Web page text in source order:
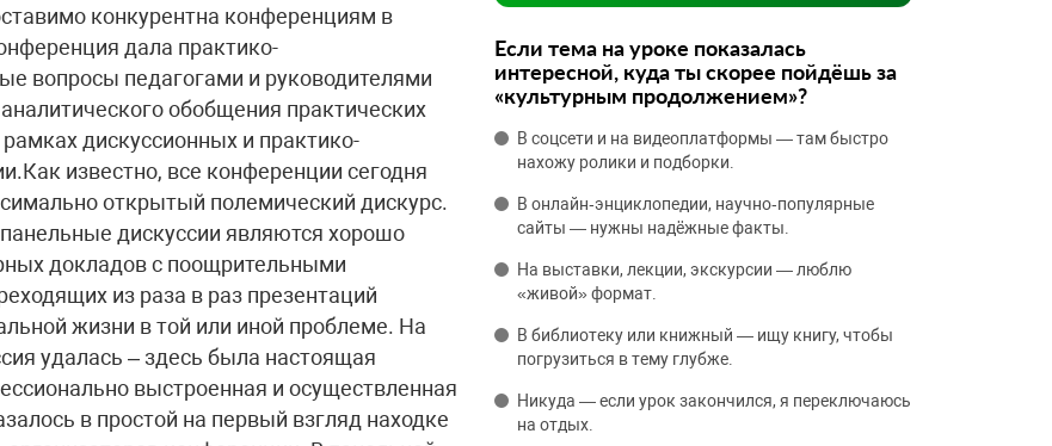
Если тема на уроке показалась
интересной, куда ты скорее пойдёшь за
«культурным продолжением»?
В соцсети и на видеоплатформы — там быстро
нахожу ролики и подборки.
В онлайн‑энциклопедии, научно‑популярные
сайты — нужны надёжные факты.
На выставки, лекции, экскурсии — люблю
«живой» формат.
В библиотеку или книжный — ищу книгу, чтобы
погрузиться в тему глубже.
Никуда — если урок закончился, я переключаюсь
на отдых.